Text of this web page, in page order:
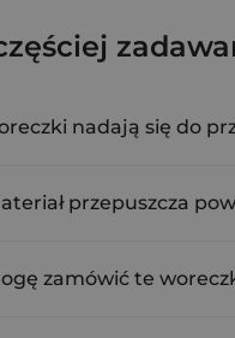
nadają się do
przepuszcza
zamówić te